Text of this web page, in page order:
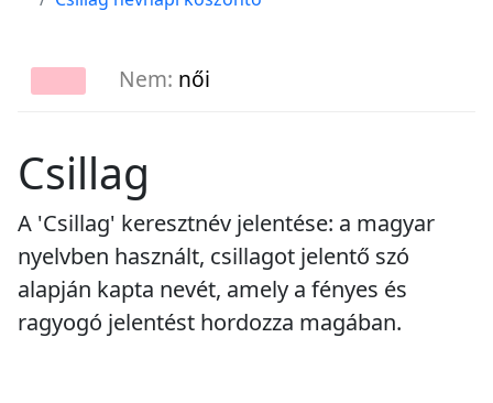
Nem: női
Csillag
A 'Csillag' keresztnév jelentése: a magyar
nyelvben használt, csillagot jelentő szó
alapján kapta nevét, amely a fényes és
ragyogó jelentést hordozza magában.